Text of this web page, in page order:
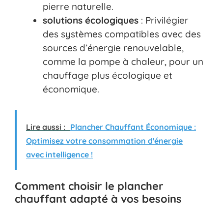
pierre naturelle.
solutions écologiques : Privilégier
des systèmes compatibles avec des
sources d’énergie renouvelable,
comme la pompe à chaleur, pour un
chauffage plus écologique et
économique.
Lire aussi : Plancher Chauffant Économique :
Optimisez votre consommation d'énergie
avec intelligence !
Comment choisir le plancher
chauffant adapté à vos besoins